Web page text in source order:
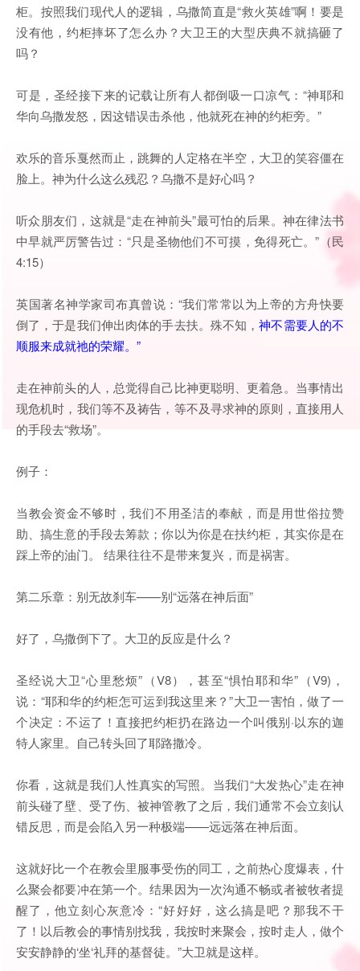
柜。按照我们现代人的逻辑，乌撒简直是“救火英雄”啊！要是
没有他，约柜摔坏了怎么办？大卫王的大型庆典不就搞砸了
吗？
可是，圣经接下来的记载让所有人都倒吸一口凉气：“神耶和
华向乌撒发怒，因这错误击杀他，他就死在神的约柜旁。”
欢乐的音乐戛然而止，跳舞的人定格在半空，大卫的笑容僵在
脸上。神为什么这么残忍？乌撒不是好心吗？
听众朋友们，这就是“走在神前头”最可怕的后果。神在律法书
中早就严厉警告过：“只是圣物他们不可摸，免得死亡。”（民
4:15）
英国著名神学家司布真曾说：“我们常常以为上帝的方舟快要
倒了，于是我们伸出肉体的手去扶。殊不知，神不需要人的不
顺服来成就祂的荣耀。”
走在神前头的人，总觉得自己比神更聪明、更着急。当事情出
现危机时，我们等不及祷告，等不及寻求神的原则，直接用人
的手段去“救场”。
例子：
当教会资金不够时，我们不用圣洁的奉献，而是用世俗拉赞
助、搞生意的手段去筹款；你以为你是在扶约柜，其实你是在
踩上帝的油门。 结果往往不是带来复兴，而是祸害。
第二乐章：别无故刹车——别“远落在神后面”
好了，乌撒倒下了。大卫的反应是什么？
圣经说大卫“心里愁烦”（V8），甚至“惧怕耶和华”（V9)，
说：“耶和华的约柜怎可运到我这里来？”大卫一害怕，做了一
个决定：不运了！直接把约柜扔在路边一个叫俄别·以东的迦
特人家里。自己转头回了耶路撒冷。
你看，这就是我们人性真实的写照。当我们“大发热心”走在神
前头碰了壁、受了伤、被神管教了之后，我们通常不会立刻认
错反思，而是会陷入另一种极端——远远落在神后面。
这就好比一个在教会里服事受伤的同工，之前热心度爆表，什
么聚会都要冲在第一个。结果因为一次沟通不畅或者被牧者提
醒了，他立刻心灰意冷：“好好好，这么搞是吧？那我不干
了！以后教会的事情别找我，我按时来聚会，按时走人，做个
安安静静的‘坐‘礼拜的基督徒。”大卫就是这样。